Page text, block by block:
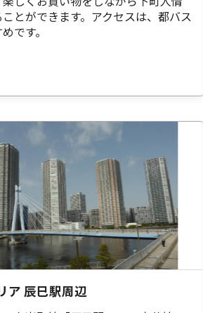
とができます。アクセスは、都バス
です。
ア 辰巳駅周辺